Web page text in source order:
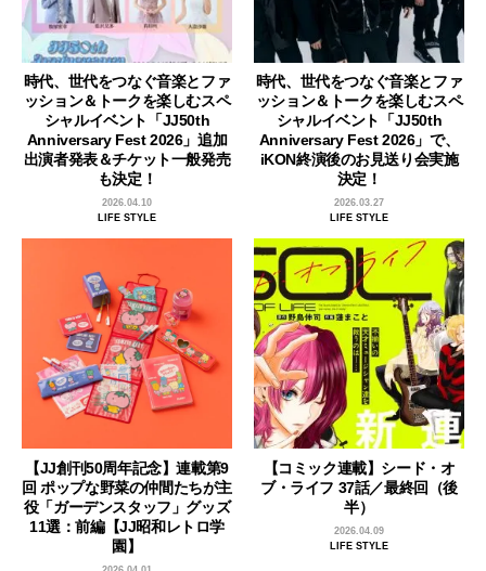
時代、世代をつなぐ音楽とファ
ッション＆トークを楽しむスペ
シャルイベント「JJ50th
Anniversary Fest 2026」追加
出演者発表＆チケット一般発売
も決定！
2026.04.10
LIFE STYLE
時代、世代をつなぐ音楽とファ
ッション＆トークを楽しむスペ
シャルイベント「JJ50th
Anniversary Fest 2026」で、
iKON終演後のお見送り会実施
決定！
2026.03.27
LIFE STYLE
【JJ創刊50周年記念】連載第9
回 ポップな野菜の仲間たちが主
役「ガーデンスタッフ」グッズ
11選：前編【JJ昭和レトロ学
園】
【コミック連載】シード・オ
ブ・ライフ 37話／最終回（後
半）
2026.04.09
LIFE STYLE